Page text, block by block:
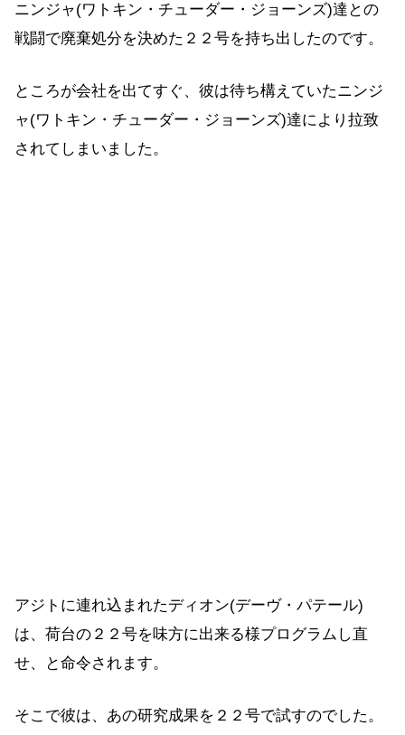
ニンジャ(ワトキン・チューダー・ジョーンズ)達との
戦闘で廃棄処分を決めた２２号を持ち出したのです。
ところが会社を出てすぐ、彼は待ち構えていたニンジ
ャ(ワトキン・チューダー・ジョーンズ)達により拉致
されてしまいました。
アジトに連れ込まれたディオン(デーヴ・パテール)
は、荷台の２２号を味方に出来る様プログラムし直
せ、と命令されます。
そこで彼は、あの研究成果を２２号で試すのでした。